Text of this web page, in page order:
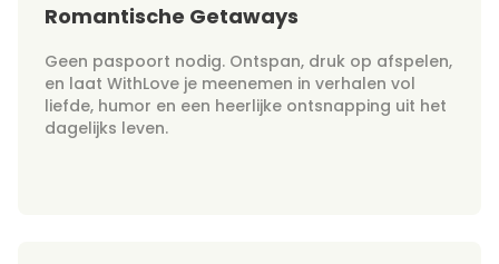
Romantische Getaways
Geen paspoort nodig. Ontspan, druk op afspelen,
en laat WithLove je meenemen in verhalen vol
liefde, humor en een heerlijke ontsnapping uit het
dagelijks leven.